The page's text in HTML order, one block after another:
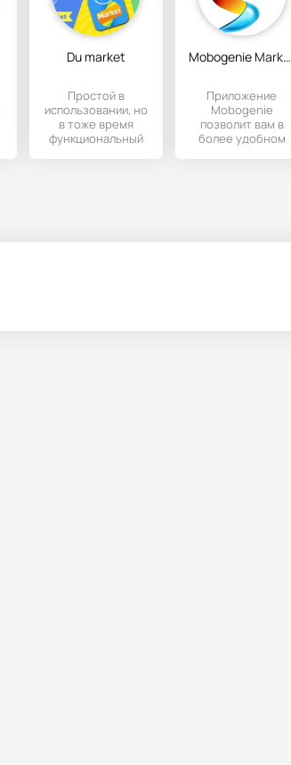
Du market
Простой в
использовании, но
в тоже время
функциональный
Mobogenie Market
Приложение
Mobogenie
позволит вам в
более удобном